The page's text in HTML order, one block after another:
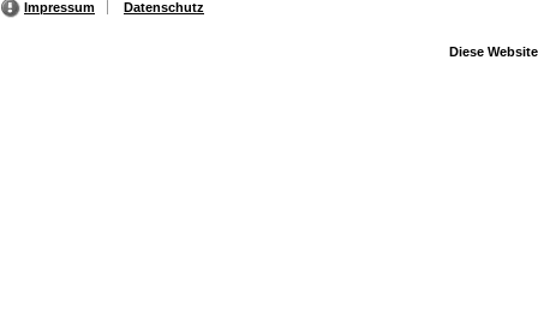
Impressum Datenschutz
Diese